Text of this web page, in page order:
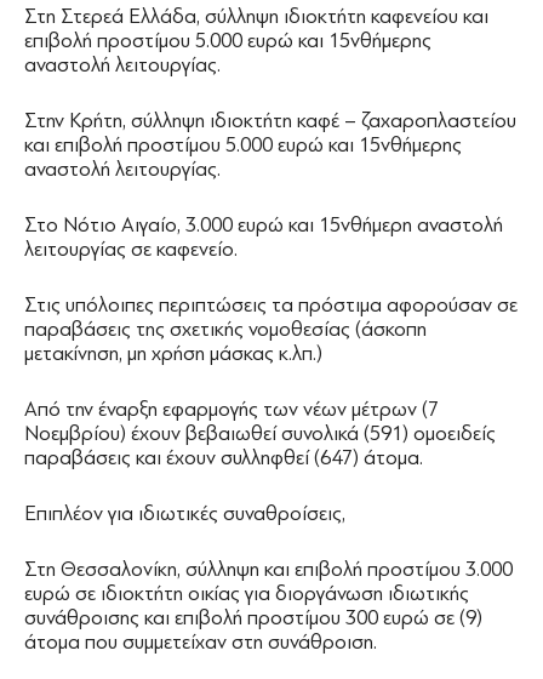
Στη Στερεά Ελλάδα, σύλληψη ιδιοκτήτη καφενείου και
επιβολή προστίμου 5.000 ευρώ και 15νθήμερης
αναστολή λειτουργίας.
Στην Κρήτη, σύλληψη ιδιοκτήτη καφέ – ζαχαροπλαστείου
και επιβολή προστίμου 5.000 ευρώ και 15νθήμερης
αναστολή λειτουργίας.
Στo Νότιο Αιγαίο, 3.000 ευρώ και 15νθήμερη αναστολή
λειτουργίας σε καφενείο.
Στις υπόλοιπες περιπτώσεις τα πρόστιμα αφορούσαν σε
παραβάσεις της σχετικής νομοθεσίας (άσκοπη
μετακίνηση, μη χρήση μάσκας κ.λπ.)
Από την έναρξη εφαρμογής των νέων μέτρων (7
Νοεμβρίου) έχουν βεβαιωθεί συνολικά (591) ομοειδείς
παραβάσεις και έχουν συλληφθεί (647) άτομα.
Επιπλέον για ιδιωτικές συναθροίσεις,
Στη Θεσσαλονίκη, σύλληψη και επιβολή προστίμου 3.000
ευρώ σε ιδιοκτήτη οικίας για διοργάνωση ιδιωτικής
συνάθροισης και επιβολή προστίμου 300 ευρώ σε (9)
άτομα που συμμετείχαν στη συνάθροιση.